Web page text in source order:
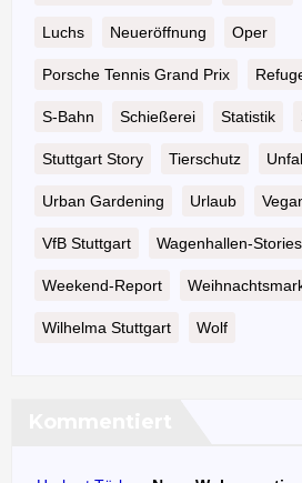
Luchs Neueröffnung Oper
Porsche Tennis Grand Prix
S-Bahn Schießerei Statistik
Stuttgart Story Tierschutz
Urban Gardening Urlaub
VfB Stuttgart Wagenhallen-Stories
Weekend-Report
Wilhelma Stuttgart Wolf